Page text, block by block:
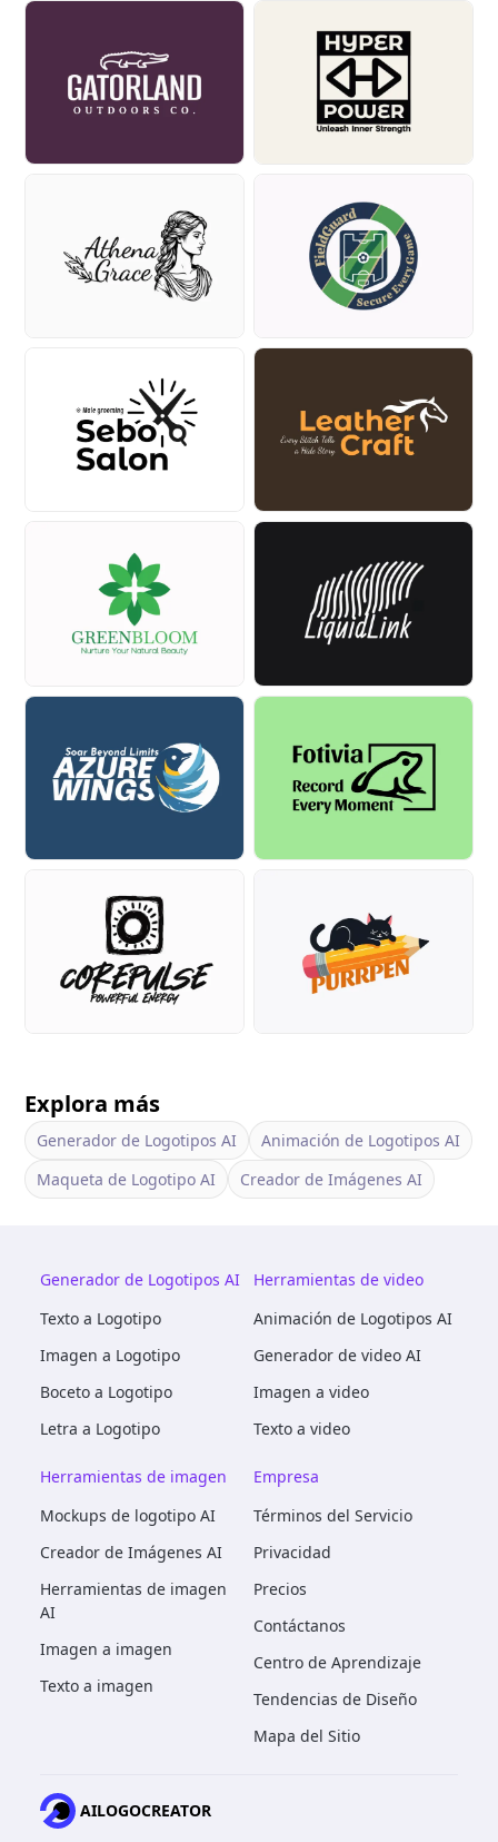
Explora más
Generador de Logotipos AI
Animación de Logotipos AI
Maqueta de Logotipo AI
Creador de Imágenes AI
Generador de Logotipos AI
Texto a Logotipo
Imagen a Logotipo
Boceto a Logotipo
Letra a Logotipo
Herramientas de video
Animación de Logotipos AI
Generador de video AI
Imagen a video
Texto a video
Herramientas de imagen
Mockups de logotipo AI
Creador de Imágenes AI
Herramientas de imagen
AI
Imagen a imagen
Texto a imagen
Empresa
Términos del Servicio
Privacidad
Precios
Contáctanos
Centro de Aprendizaje
Tendencias de Diseño
Mapa del Sitio
AILOGOCREATOR